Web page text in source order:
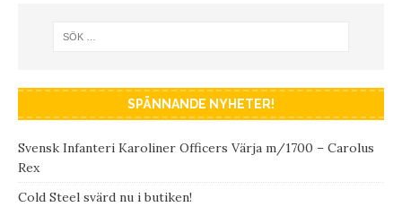
SPÄNNANDE NYHETER!
Svensk Infanteri Karoliner Officers Värja m/1700 – Carolus
Rex
Cold Steel svärd nu i butiken!